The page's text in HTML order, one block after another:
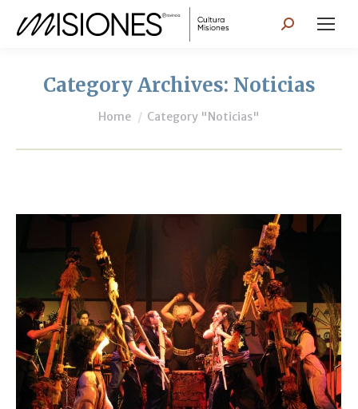
Search:
Category Archives: Noticias
You are here:
Home Category "Noticias"